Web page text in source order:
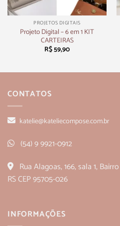
PROJETOS DIGITAIS
Projeto Digital – 6 em 1 KIT
CARTEIRAS
R$59,90
CONTATOS
katelie@kateliecompose.com.br
(54) 9 9921-0912
Rua Alagoas, 166, sala 1,
RS CEP 95705-026
INFORMAÇÕES